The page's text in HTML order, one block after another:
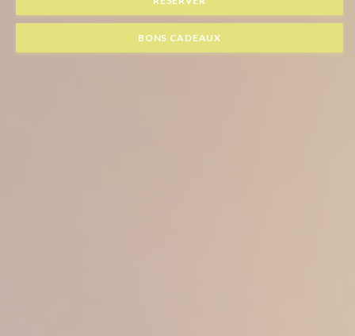
BONS CADEAUX